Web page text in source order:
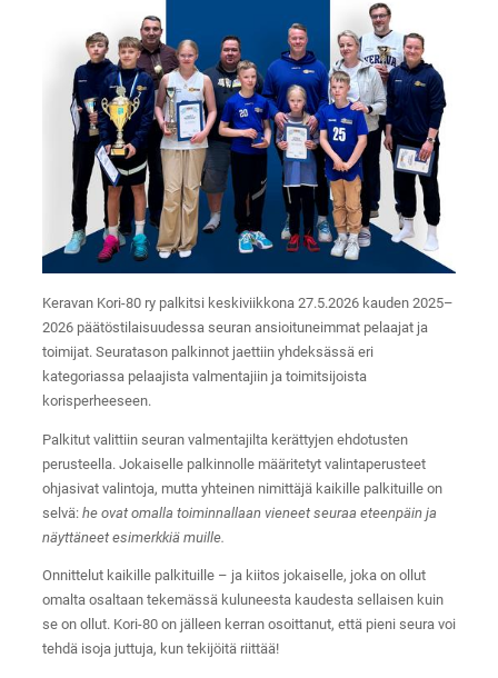
Keravan Kori-80 ry palkitsi keskiviikkona 27.5.2026 kauden 2025–
2026 päätöstilaisuudessa seuran ansioituneimmat pelaajat ja
toimijat. Seuratason palkinnot jaettiin yhdeksässä eri
kategoriassa pelaajista valmentajiin ja toimitsijoista
korisperheeseen.
Palkitut valittiin seuran valmentajilta kerättyjen ehdotusten
perusteella. Jokaiselle palkinnolle määritetyt valintaperusteet
ohjasivat valintoja, mutta yhteinen nimittäjä kaikille palkituille on
selvä: he ovat omalla toiminnallaan vieneet seuraa eteenpäin ja
näyttäneet esimerkkiä muille.
Onnittelut kaikille palkituille – ja kiitos jokaiselle, joka on ollut
omalta osaltaan tekemässä kuluneesta kaudesta sellaisen kuin
se on ollut. Kori-80 on jälleen kerran osoittanut, että pieni seura voi
tehdä isoja juttuja, kun tekijöitä riittää!